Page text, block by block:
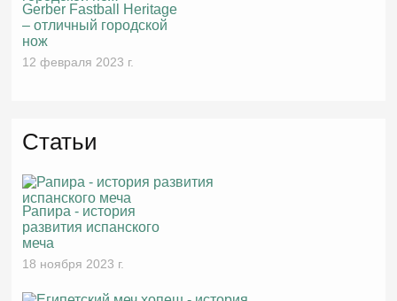
Gerber Fastball Heritage
– отличный городской
нож
12 февраля 2023 г.
Статьи
Рапира - история
развития испанского
меча
18 ноября 2023 г.